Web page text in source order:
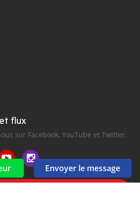
Envoyer le message
flux
sur Facebook, YouTube et Twitter.